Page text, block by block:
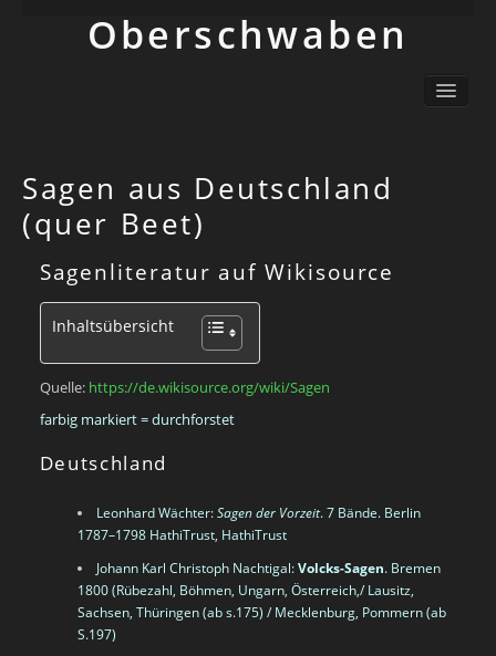
Ober­schwaben
Schwäbisch
Info
Sagen aus Deutschland
(quer Beet)
Sagenliteratur auf Wikisource
Inhaltsübersicht
Quelle: https://de.wikisource.org/wiki/Sagen
farbig markiert = durchforstet
Deutschland
Leonhard Wächter:Sagen der Vorzeit. 7 Bände. Berlin
1787–1798 HathiTrust, HathiTrust
Johann Karl Christoph Nachtigal:Volcks-Sagen. Bremen
1800 (Rübezahl, Böhmen, Ungarn, Österreich,/ Lausitz,
Sachsen, Thüringen (ab s.175) / Mecklenburg, Pommern (ab
S.197)